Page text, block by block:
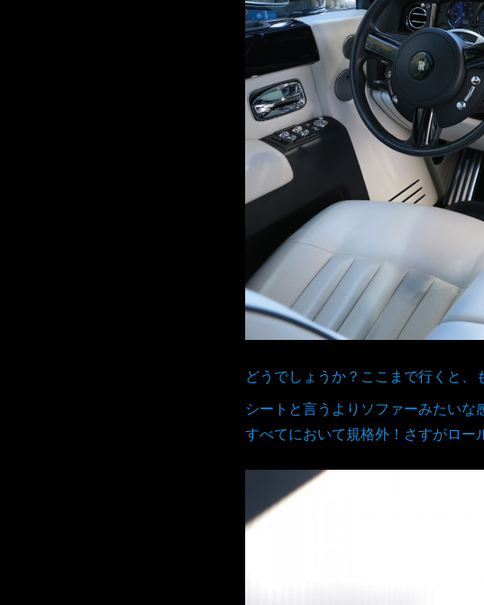
どうでしょうか？ここまで行くと、
シートと言うよりソファーみたいな
すべてにおいて規格外！さすがロー